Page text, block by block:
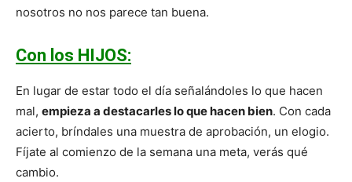
nosotros no nos parece tan buena.
Con los HIJOS:
En lugar de estar todo el día señalándoles lo que hacen
mal, empieza a destacarles lo que hacen bien. Con cada
acierto, bríndales una muestra de aprobación, un elogio.
Fíjate al comienzo de la semana una meta, verás qué
cambio.